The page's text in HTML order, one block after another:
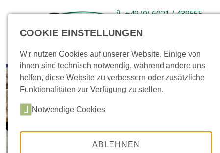
+49 (0) 6021 / 439555-
Sortiment Neuware Aktionsartikel
COOKIE EINSTELLUNGEN
Wir nutzen Cookies auf unserer Website. Einige von
ihnen sind technisch notwendig, während andere uns
helfen, diese Website zu verbessern oder zusätzliche
Funktionalitäten zur Verfügung zu stellen.
Notwendige Cookies
ABLEHNEN